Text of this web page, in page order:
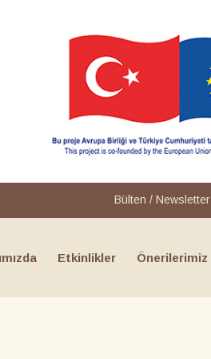
Bülten / Newsletter
Etkinlikler Önerilerimiz